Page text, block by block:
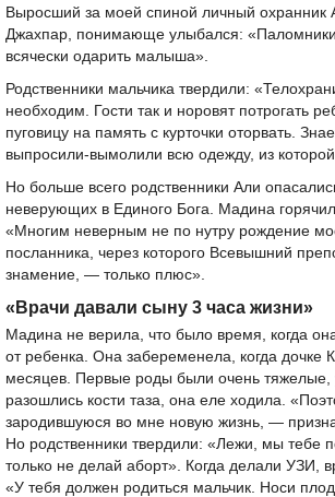
Выросший за моей спиной личный охранник
Джахпар, понимающе улыбался:
всячески одарить малыша».
Родственники мальчика твердили:
необходим. Гости так и норовят потрогать
пуговицу на память с курточки оторвать.
выпросили-вымолили всю одежду, из
Но больше всего родственники Али
неверующих в Единого Бога. Мадина
«Многим неверным не по нутру рождение
посланника, через которого Всевышний
знамение, — только плюс».
«Врачи давали сыну 3 часа жизни»
Мадина не верила, что было время, когда
от ребенка. Она забеременела, когда дочке
месяцев. Первые роды были очень
разошлись кости таза, она еле ходила.
зародившуюся во мне новую жизнь, —
Но родственники твердили: «Лежи, мы тебе
только не делай аборт». Когда делали УЗИ,
«У тебя должен родиться мальчик. Носи